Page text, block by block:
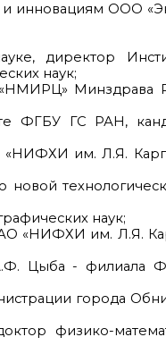
и инновациям ООО
директор
наук;
Минздрава
ФГБУ ГС РАН,
им. Л.Я.
новой
наук;
«НИФХИ им. Л.Я.
Цыба - филиала
города
физико-